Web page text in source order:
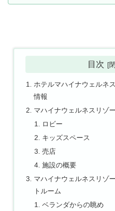
目次
ホテルマハイナウェルネ
情報
マハイナウェルネスリゾ
ロビー
キッズスペース
売店
施設の概要
マハイナウェルネスリゾ
トルーム
ベランダからの眺め